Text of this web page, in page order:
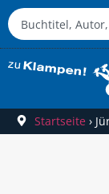
Startseite ›